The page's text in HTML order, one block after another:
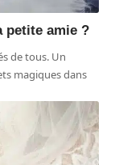
petite amie ?
de tous. Un
magiques dans